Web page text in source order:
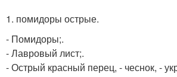
1. помидоры острые.
- Помидоры;.
- Лавровый лист;.
- Острый красный перец, - чеснок, -